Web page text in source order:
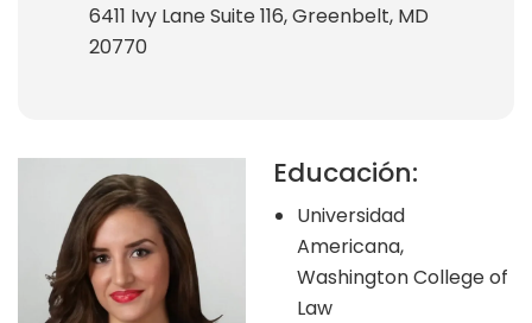
6411 Ivy Lane Suite 116, Greenbelt, MD
20770
Educación:
Universidad
Americana,
Washington College of
Law